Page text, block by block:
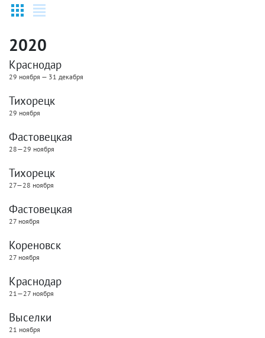
2020
Краснодар
29 ноября — 31 декабря
Тихорецк
29 ноября
Фастовецкая
28—29 ноября
Тихорецк
27—28 ноября
Фастовецкая
27 ноября
Кореновск
27 ноября
Краснодар
21—27 ноября
Выселки
21 ноября